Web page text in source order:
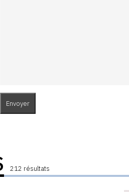
212 résultats